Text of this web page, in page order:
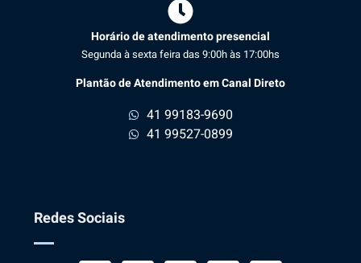
Horário de atendimento presencial
Segunda à sexta feira das 9:00h às 17:00hs
Plantão de Atendimento em Canal Direto
41 99183-9690
41 99527-0899
Redes Sociais